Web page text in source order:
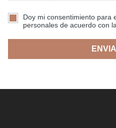
Doy mi consentimiento para
personales de acuerdo con